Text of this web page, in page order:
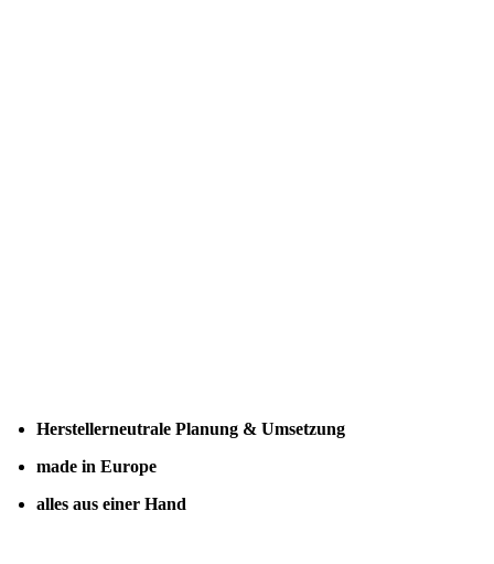
Herstellerneutrale Planung & Umsetzung
made in Europe
alles aus einer Hand